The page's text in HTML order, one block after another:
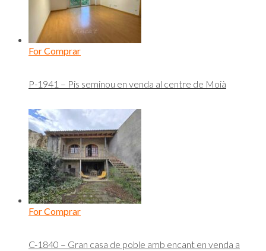
For Comprar
P-1941 – Pis seminou en venda al centre de Moià
For Comprar
C-1840 – Gran casa de poble amb encant en venda a